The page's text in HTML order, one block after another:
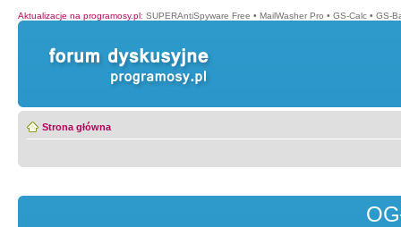
Aktualizacje na programosy.pl: SUPERAntiSpyware Free • MailWasher Pro • GS-Calc • GS-
Strona główna